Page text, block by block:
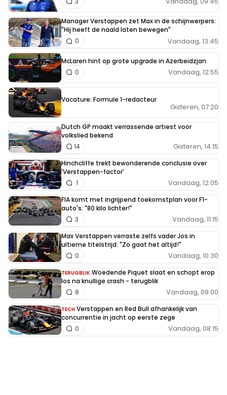
Manager Verstappen zet Max in de schijnwerpers:
"Hij heeft de naald laten bewegen"
Vandaag, 13:45
0
McLaren hint op grote upgrade in Azerbeidzjan
Vandaag, 12:55
0
Vacature: Formule 1-redacteur
Gisteren, 07:20
Dutch GP maakt verrassende artiest voor
volkslied bekend
Gisteren, 14:15
14
Hinchcliffe trekt bewonderende conclusie over
'Verstappen-factor'
Vandaag, 12:05
1
FIA komt met ingrijpend toekomstplan voor F1-
auto's: "80 kilo lichter!"
Vandaag, 11:15
3
Max Verstappen verraste zelfs vader Jos in
ultieme titelstrijd: "Zo gaat het altijd!"
Vandaag, 10:30
0
TERUGBLIK Woedende Piquet slaat en schopt erop
los na knullige crash - terugblik
Vandaag, 09:00
8
TECH Verstappen en Red Bull afhankelijk van
concurrentie in jacht op eerste zege
Vandaag, 08:15
0